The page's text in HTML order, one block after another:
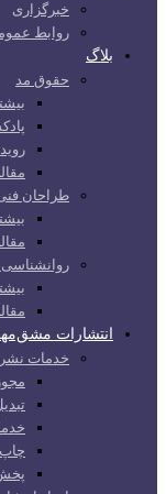
خبرگزاری
روابط
بلاگ
حقوق مد
طراحان
انتشارات
خدمات نشر